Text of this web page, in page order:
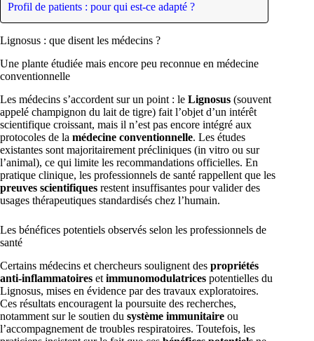
Profil de patients : pour qui est-ce adapté ?
Lignosus : que disent les médecins ?
Une plante étudiée mais encore peu reconnue en médecine
conventionnelle
Les médecins s’accordent sur un point : le Lignosus (souvent
appelé champignon du lait de tigre) fait l’objet d’un intérêt
scientifique croissant, mais il n’est pas encore intégré aux
protocoles de la médecine conventionnelle. Les études
existantes sont majoritairement précliniques (in vitro ou sur
l’animal), ce qui limite les recommandations officielles. En
pratique clinique, les professionnels de santé rappellent que les
preuves scientifiques restent insuffisantes pour valider des
usages thérapeutiques standardisés chez l’humain.
Les bénéfices potentiels observés selon les professionnels de
santé
Certains médecins et chercheurs soulignent des propriétés
anti-inflammatoires et immunomodulatrices potentielles du
Lignosus, mises en évidence par des travaux exploratoires.
Ces résultats encouragent la poursuite des recherches,
notamment sur le soutien du système immunitaire ou
l’accompagnement de troubles respiratoires. Toutefois, les